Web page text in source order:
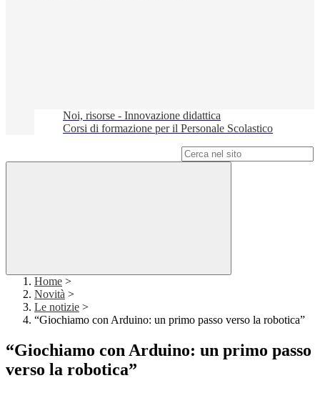
Noi, risorse - Innovazione didattica
Corsi di formazione per il Personale Scolastico
Home >
Novità >
Le notizie >
“Giochiamo con Arduino: un primo passo verso la robotica”
“Giochiamo con Arduino: un primo passo
verso la robotica”